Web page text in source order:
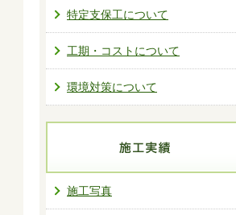
特定支保工について
工期・コストについて
環境対策について
施工写真